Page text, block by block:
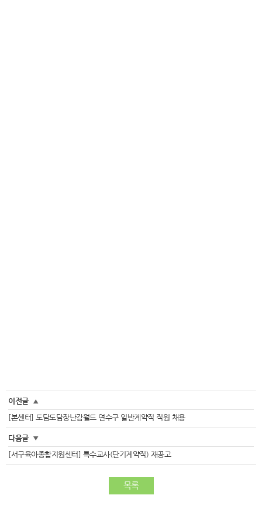
이전글 ▲
[본센터] 도담도담장난감월드 연수구 일반계약직 직원 채용
다음글 ▼
[서구육아종합지원센터] 특수교사(단기계약직) 재공고
목록